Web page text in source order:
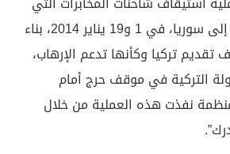
كانت تحمل مساعدات إلى سوريا، في 1 و19 يناير 2014، بناء
تركيا وكأنها تدعم الإرهاب،
التركية في موقف حرج أمام
نفذت هذه العملية من خلال